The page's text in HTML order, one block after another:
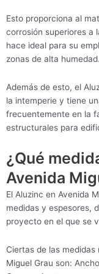
Esto proporciona al
corrosión superiores a
hace ideal para su
zonas de alta humedad.
Además de esto, el
la intemperie y tiene
frecuentemente en la
estructurales para
¿Qué
Avenida
El Aluzinc en Avenida
medidas y espesores,
proyecto en el que se
Ciertas de las medidas
Miguel Grau son: